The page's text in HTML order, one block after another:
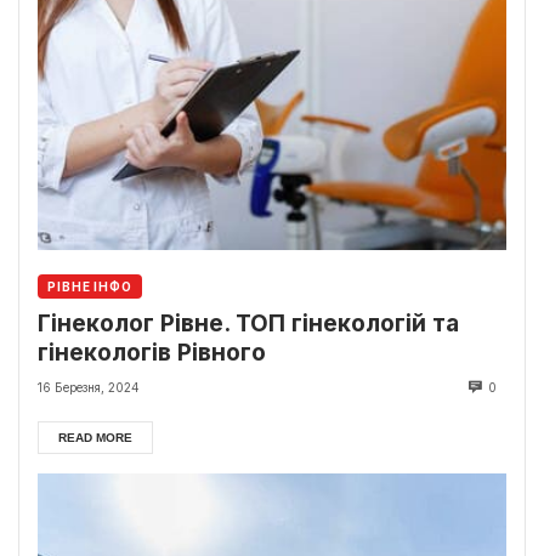
РІВНЕ ІНФО
Гінеколог Рівне. ТОП гінекологій та
гінекологів Рівного
16 Березня, 2024 0
READ MORE